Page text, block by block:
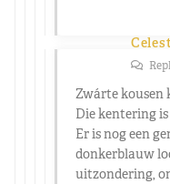
Zwárte kousen
Die kentering
Er is nog een
donkerblauw
uitzondering,